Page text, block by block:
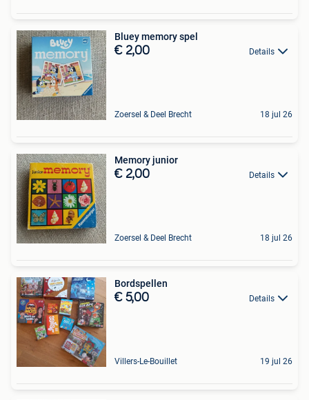
Bluey memory spel
€ 2,00 Details
Zoersel & Deel Brecht 18 jul 26
Memory junior
€ 2,00 Details
Zoersel & Deel Brecht 18 jul 26
Bordspellen
€ 5,00 Details
Villers-Le-Bouillet 19 jul 26